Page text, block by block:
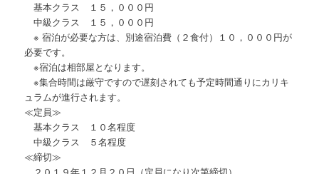
基本クラス １５，０００円
中級クラス １５，０００円
※ 宿泊が必要な方は、別途宿泊費（２食付）１０，０００円が
必要です。
※宿泊は相部屋となります。
※集合時間は厳守ですので遅刻されても予定時間通りにカリキ
ュラムが進行されます。
≪定員≫
基本クラス １０名程度
中級クラス ５名程度
≪締切≫